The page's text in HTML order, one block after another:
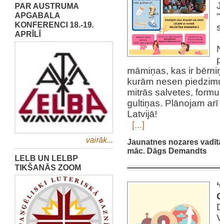
PAR AUSTRUMA
APGABALA
KONFERENCI 18.-19.
APRĪLĪ
vairāk...
LELB UN LELBP
TIKŠANĀS ZOOM
māmiņas, kas ir
kurām nesen
mitrās salvetes,
gultiņas. Plānojam
Latvijā!
[...]
Jaunatnes nozares
māc. Dāgs Demandts